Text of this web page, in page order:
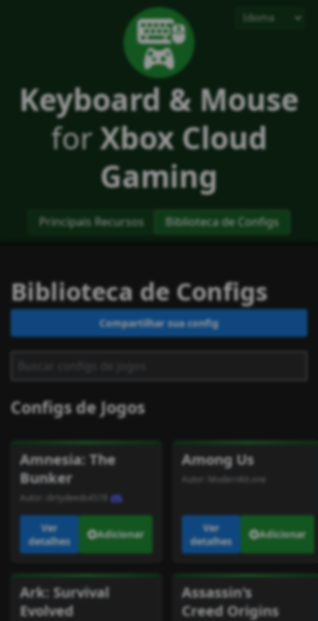
Keyboard & Mouse
forXbox Cloud
Gaming
Principais Recursos Biblioteca de Configs
Biblioteca de Configs
Compartilhar sua config
Configs de Jogos
Amnesia: The
Bunker
Autor: dirtydeeds4578
Ver
detalhes
Adicionar
Among Us
Autor: ModernKit.one
Ver
detalhes
Adicionar
Ark: Survival
Evolved
Assassin's
Creed Origins